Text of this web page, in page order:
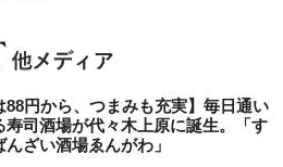
88円から、つまみも充実】毎日通い
寿司酒場が代々木上原に誕生。「す
んざい酒場ゑんがわ」